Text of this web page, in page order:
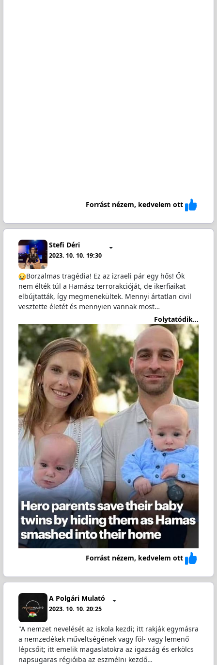
Forrást nézem, kedvelem ott
Stefi Déri
2023. 10. 10. 19:30
Borzalmas tragédia! Ez az izraeli pár egy hős! Ők
nem élték túl a Hamász terrorakcióját, de ikerfiaikat
elbújtatták, így megmenekültek. Mennyi ártatlan civil
vesztette életét és mennyien vannak most…
Folytatódik...
Forrást nézem, kedvelem ott
A Polgári Mulató
2023. 10. 10. 20:25
"A nemzet nevelését az iskola kezdi; itt rakják egymásra
a nemzedékek műveltségének vagy föl- vagy lemenő
lépcsőit; itt emelik magaslatokra az igazság és erkölcs
napsugaras régióiba az eszmélni kezdő…